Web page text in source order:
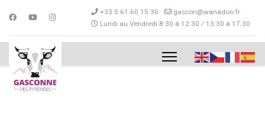
+33 5 61 60 15 30
gascon@wanadoo.fr
Lundi au Vendredi 8:30 à 12:30 / 13:30 à 17:30